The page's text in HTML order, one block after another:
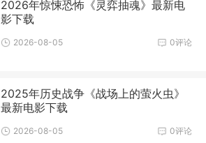
2026年惊悚恐怖《灵弈抽魂》最新电
影下载
0评论
2026-08-05
2025年历史战争《战场上的萤火虫》
最新电影下载
0评论
2026-08-05